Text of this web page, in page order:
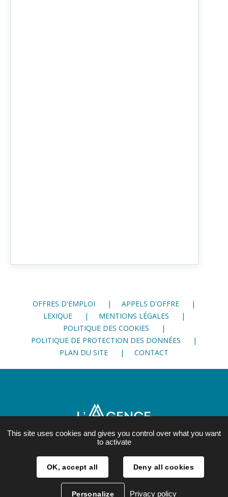
OFFRES D'EMPLOI
APPELS D'OFFRE
LEXIQUE
MENTIONS LÉGALES
POLITIQUE DES COOKIES
POLITIQUE DE PROTECTION DES DONNÉES
PLAN DU SITE
CONTACT
38 000 Grenoble
04 76 28 86 00
This site uses cookies and gives you control over what you want
to activate
OK, accept all Deny all cookies
Personalize Privacy policy